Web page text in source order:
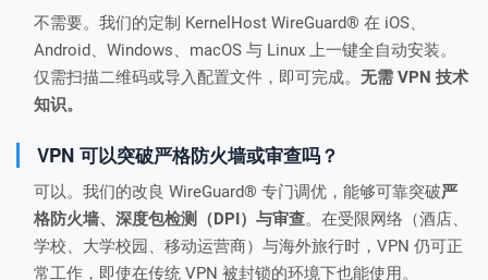
不需要。我们的定制 KernelHost WireGuard® 在 iOS、
Android、Windows、macOS 与 Linux 上一键全自动安装。
仅需扫描二维码或导入配置文件，即可完成。 无需 VPN 技术
知识。
VPN 可以突破严格防火墙或审查吗？
可以。我们的改良 WireGuard® 专门调优，能够可靠突破严
格防火墙、深度包检测（DPI）与审查。在受限网络（酒店、
学校、大学校园、移动运营商）与海外旅行时，VPN 仍可正
常工作，即使在传统 VPN 被封锁的环境下也能使用。